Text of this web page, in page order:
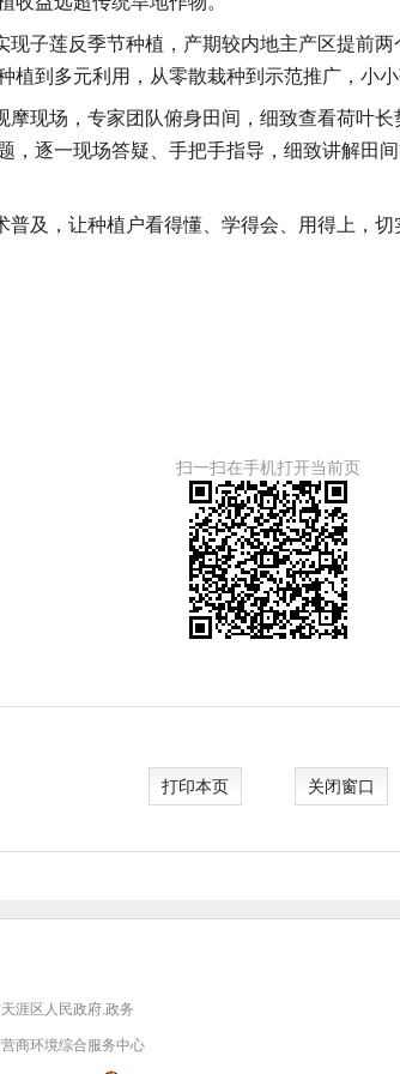
现子莲反季节种植，产期较内地主产区提前
植到多元利用，从零散栽种到示范推广，小
摩现场，专家团队俯身田间，细致查看荷叶
，逐一现场答疑、手把手指导，细致讲解田
普及，让种植户看得懂、学得会、用得上，
扫一扫在手机打开当前页
打印本页 关闭窗口
涯区人民政府.政务
商环境综合服务中心